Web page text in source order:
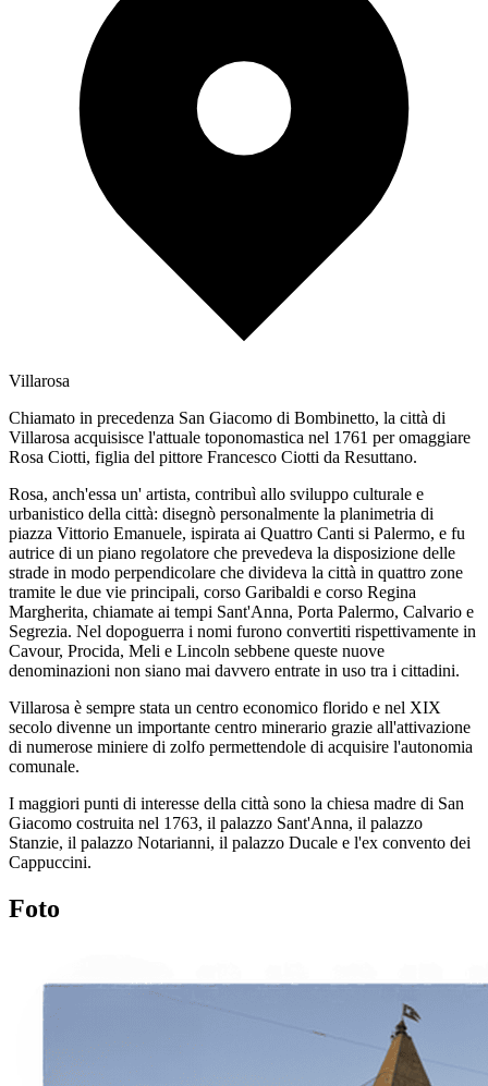
Villarosa
Chiamato in precedenza San Giacomo di Bombinetto, la città di
Villarosa acquisisce l'attuale toponomastica nel 1761 per omaggiare
Rosa Ciotti, figlia del pittore Francesco Ciotti da Resuttano.
Rosa, anch'essa un' artista, contribuì allo sviluppo culturale e
urbanistico della città: disegnò personalmente la planimetria di
piazza Vittorio Emanuele, ispirata ai Quattro Canti si Palermo, e fu
autrice di un piano regolatore che prevedeva la disposizione delle
strade in modo perpendicolare che divideva la città in quattro zone
tramite le due vie principali, corso Garibaldi e corso Regina
Margherita, chiamate ai tempi Sant'Anna, Porta Palermo, Calvario e
Segrezia. Nel dopoguerra i nomi furono convertiti rispettivamente in
Cavour, Procida, Meli e Lincoln sebbene queste nuove
denominazioni non siano mai davvero entrate in uso tra i cittadini.
Villarosa è sempre stata un centro economico florido e nel XIX
secolo divenne un importante centro minerario grazie all'attivazione
di numerose miniere di zolfo permettendole di acquisire l'autonomia
comunale.
I maggiori punti di interesse della città sono la chiesa madre di San
Giacomo costruita nel 1763, il palazzo Sant'Anna, il palazzo
Stanzie, il palazzo Notarianni, il palazzo Ducale e l'ex convento dei
Cappuccini.
Foto